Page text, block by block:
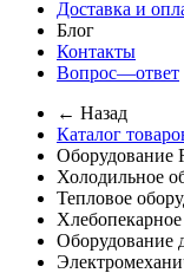
Доставка и
Блог
Контакты
Вопрос—ответ
← Назад
Каталог
Оборудование
Холодильное
Тепловое
Оборудование